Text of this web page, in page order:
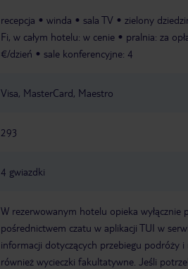
recepcja winda sala TV zielony
Fi, w całym hotelu: w cenie
pralnia: za
€/dzień
sale konferencyjne: 4
Visa, MasterCard, Maestro
293
4 gwiazdki
W rezerwowanym hotelu opieka wyłącznie
pośrednictwem czatu w aplikacji TUI w
informacji dotyczących przebiegu podróży
również wycieczki fakultatywne. Jeśli